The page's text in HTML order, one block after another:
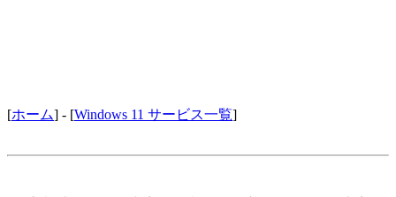
[ホーム] - [Windows 11 サービス一覧]